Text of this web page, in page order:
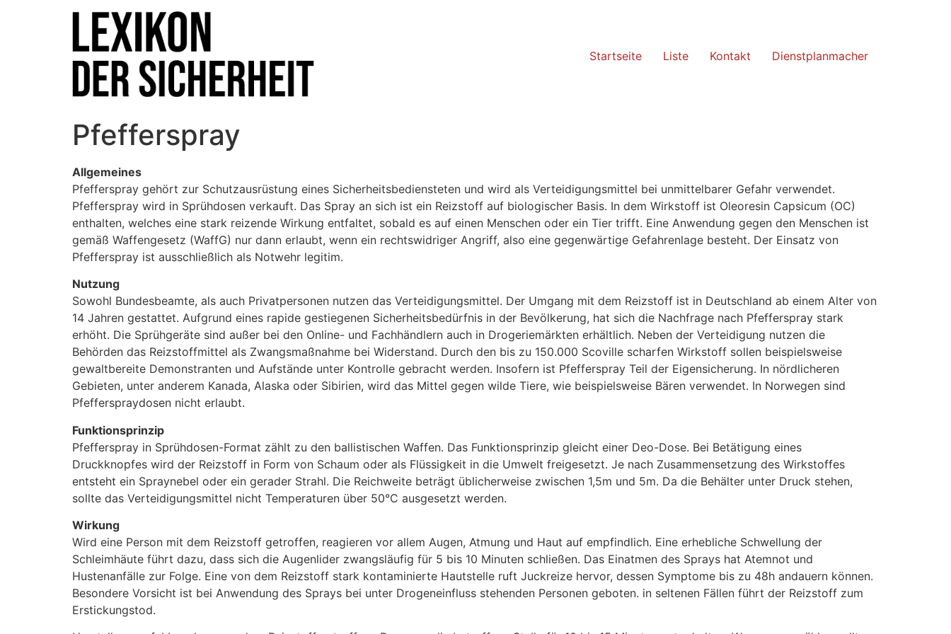
Startseite Liste Kontakt Dienstplanmacher
Pfefferspray
Allgemeines
Pfefferspray gehört zur Schutzausrüstung eines Sicherheitsbediensteten und wird als Verteidigungsmittel bei unmittelbarer Gefahr verwendet.
Pfefferspray wird in Sprühdosen verkauft. Das Spray an sich ist ein Reizstoff auf biologischer Basis. In dem Wirkstoff ist Oleoresin Capsicum (OC)
enthalten, welches eine stark reizende Wirkung entfaltet, sobald es auf einen Menschen oder ein Tier trifft. Eine Anwendung gegen den Menschen ist
gemäß Waffengesetz (WaffG) nur dann erlaubt, wenn ein rechtswidriger Angriff, also eine gegenwärtige Gefahrenlage besteht. Der Einsatz von
Pfefferspray ist ausschließlich als Notwehr legitim.
Nutzung
Sowohl Bundesbeamte, als auch Privatpersonen nutzen das Verteidigungsmittel. Der Umgang mit dem Reizstoff ist in Deutschland ab einem Alter von
14 Jahren gestattet. Aufgrund eines rapide gestiegenen Sicherheitsbedürfnis in der Bevölkerung, hat sich die Nachfrage nach Pfefferspray stark
erhöht. Die Sprühgeräte sind außer bei den Online- und Fachhändlern auch in Drogeriemärkten erhältlich. Neben der Verteidigung nutzen die
Behörden das Reizstoffmittel als Zwangsmaßnahme bei Widerstand. Durch den bis zu 150.000 Scoville scharfen Wirkstoff sollen beispielsweise
gewaltbereite Demonstranten und Aufstände unter Kontrolle gebracht werden. Insofern ist Pfefferspray Teil der Eigensicherung. In nördlicheren
Gebieten, unter anderem Kanada, Alaska oder Sibirien, wird das Mittel gegen wilde Tiere, wie beispielsweise Bären verwendet. In Norwegen sind
Pfefferspraydosen nicht erlaubt.
Funktionsprinzip
Pfefferspray in Sprühdosen-Format zählt zu den ballistischen Waffen. Das Funktionsprinzip gleicht einer Deo-Dose. Bei Betätigung eines
Druckknopfes wird der Reizstoff in Form von Schaum oder als Flüssigkeit in die Umwelt freigesetzt. Je nach Zusammensetzung des Wirkstoffes
entsteht ein Spraynebel oder ein gerader Strahl. Die Reichweite beträgt üblicherweise zwischen 1,5m und 5m. Da die Behälter unter Druck stehen,
sollte das Verteidigungsmittel nicht Temperaturen über 50°C ausgesetzt werden.
Wirkung
Wird eine Person mit dem Reizstoff getroffen, reagieren vor allem Augen, Atmung und Haut auf empfindlich. Eine erhebliche Schwellung der
Schleimhäute führt dazu, dass sich die Augenlider zwangsläufig für 5 bis 10 Minuten schließen. Das Einatmen des Sprays hat Atemnot und
Hustenanfälle zur Folge. Eine von dem Reizstoff stark kontaminierte Hautstelle ruft Juckreize hervor, dessen Symptome bis zu 48h andauern können.
Besondere Vorsicht ist bei Anwendung des Sprays bei unter Drogeneinfluss stehenden Personen geboten. in seltenen Fällen führt der Reizstoff zum
Erstickungstod.